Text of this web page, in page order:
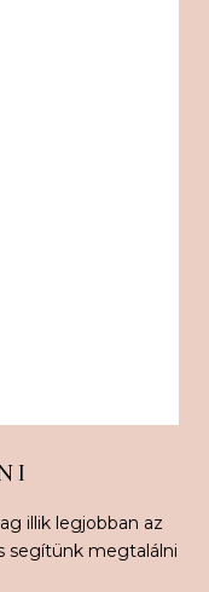
illik legjobban az
segítünk megtalálni